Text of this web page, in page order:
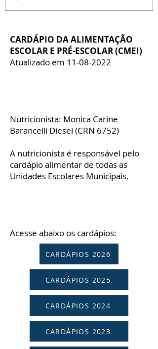
CARDÁPIO DA ALIMENTAÇÃO
ESCOLAR E PRÉ-ESCOLAR (CMEI)
Atualizado em 11-08-2022
Nutricionista: Monica Carine
Barancelli Diesel (CRN 6752)
A nutricionista é responsável pelo
cardápio alimentar de todas as
Unidades Escolares Municipais.
Acesse abaixo os cardápios:
CARDÁPIOS 2026
CARDÁPIOS 2025
CARDÁPIOS 2024
CARDÁPIOS 2023